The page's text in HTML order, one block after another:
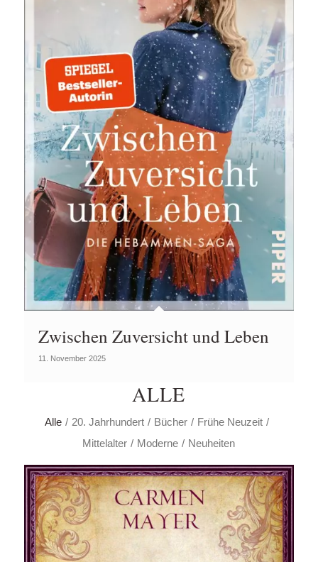
Zwischen Zuversicht und Leben
11. November 2025
ALLE
Alle / 20. Jahrhundert / Bücher / Frühe Neuzeit /
Mittelalter / Moderne / Neuheiten